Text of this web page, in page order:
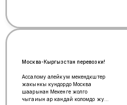
Москва-Кыргызстан перевозки!
Ассалому алейкум мекендкштер
жакынкы кундордо Москва
шаарынан Мекенге жолго
чыгаиын ар кандай коломдо жук